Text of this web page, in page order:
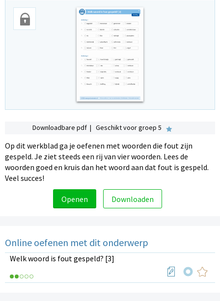
Downloadbare pdf | Geschikt voor groep 5
Op dit werkblad ga je oefenen met woorden die fout zijn
gespeld. Je ziet steeds een rij van vier woorden. Lees de
woorden goed en kruis dan het woord aan dat fout is gespeld.
Veel succes!
Openen Downloaden
Online oefenen met dit onderwerp
Welk woord is fout gespeld? [3]